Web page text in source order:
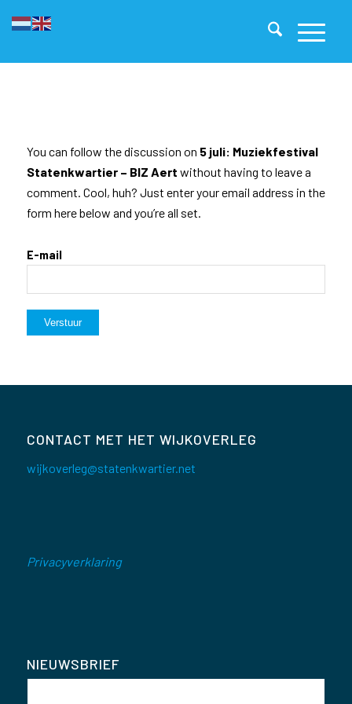
You can follow the discussion on 5 juli: Muziekfestival
Statenkwartier – BIZ Aert without having to leave a
comment. Cool, huh? Just enter your email address in the
form here below and you’re all set.
E-mail
CONTACT MET HET WIJKOVERLEG
wijkoverleg@statenkwartier.net
Privacyverklaring
NIEUWSBRIEF